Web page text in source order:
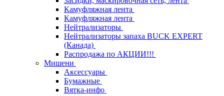
Камуфляжная лента
Камуфляжная лента
Нейтрализаторы
Нейтрализаторы запаха BUCK EXPERT
(Канада)
Распродажа по АКЦИИ!!!
Мишени
Аксессуары
Бумажные
Вятка-инфо